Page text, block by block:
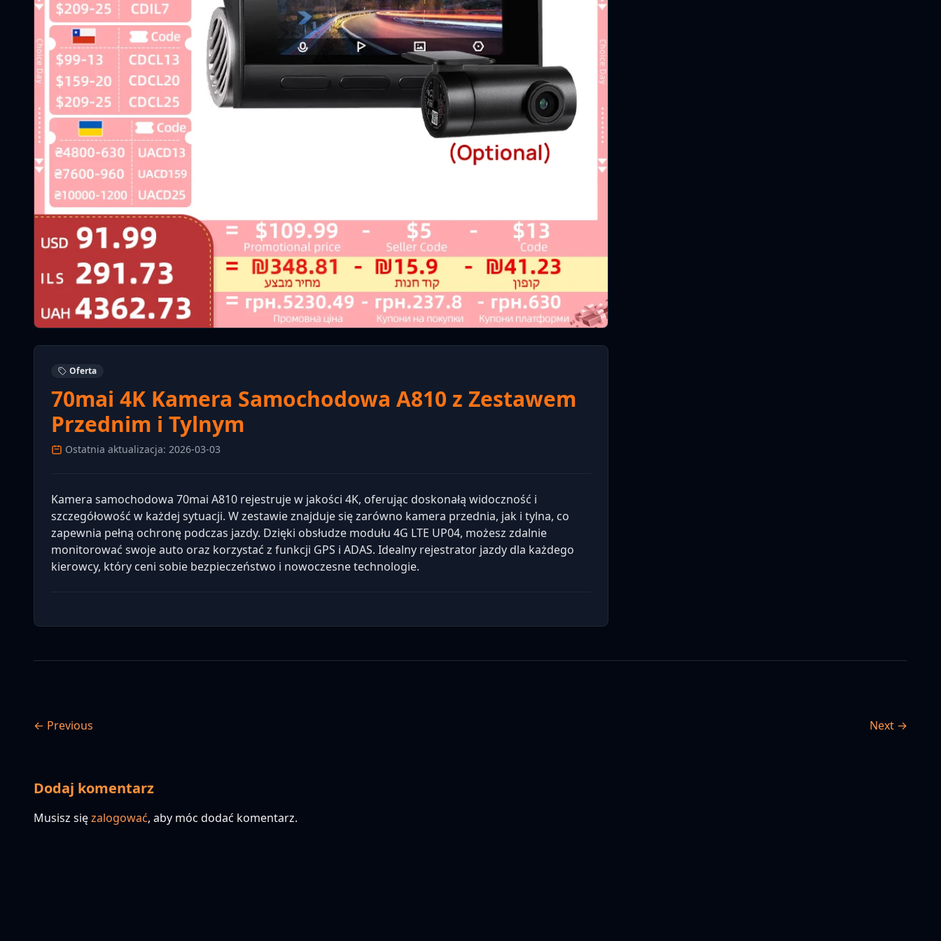
Oferta
70mai 4K Kamera Samochodowa A810 z Zestawem
Przednim i Tylnym
Ostatnia aktualizacja: 2026-03-03
Kamera samochodowa 70mai A810 rejestruje w jakości 4K, oferując doskonałą widoczność i
szczegółowość w każdej sytuacji. W zestawie znajduje się zarówno kamera przednia, jak i tylna, co
zapewnia pełną ochronę podczas jazdy. Dzięki obsłudze modułu 4G LTE UP04, możesz zdalnie
monitorować swoje auto oraz korzystać z funkcji GPS i ADAS. Idealny rejestrator jazdy dla każdego
kierowcy, który ceni sobie bezpieczeństwo i nowoczesne technologie.
← Previous Next →
Dodaj komentarz
Musisz sięzalogować, aby móc dodać komentarz.